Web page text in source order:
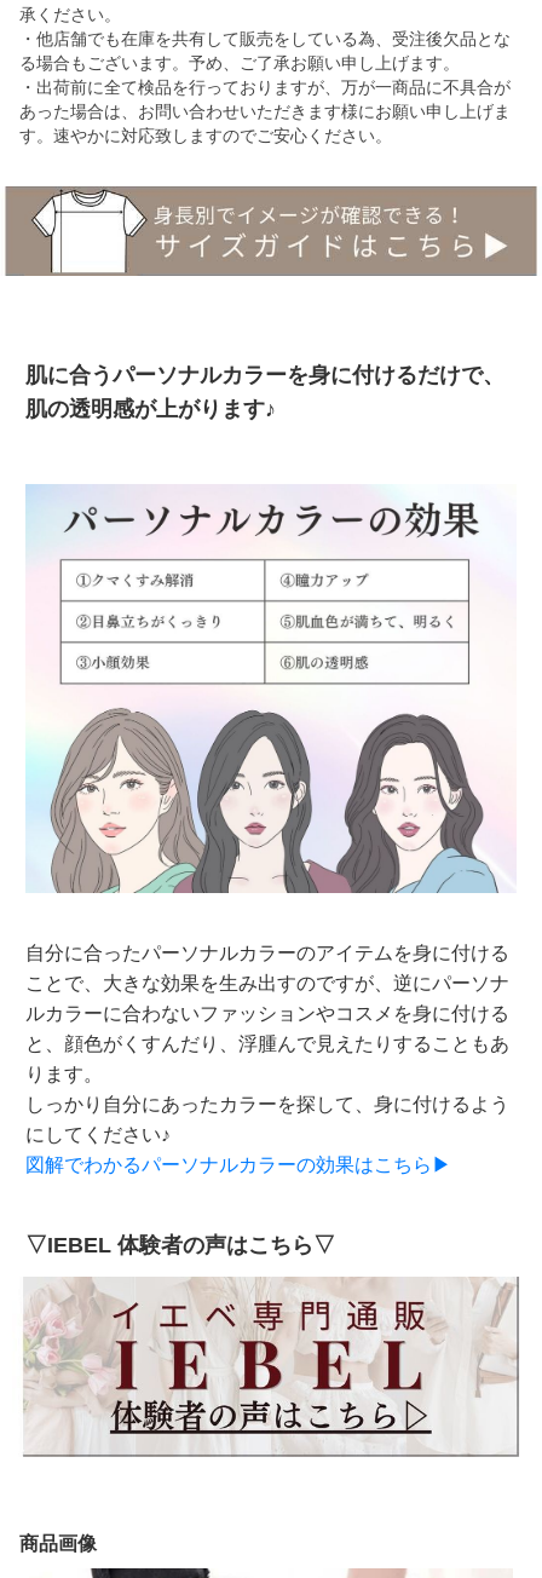
承ください。
・他店舗でも在庫を共有して販売をしている為、受注後欠品とな
る場合もございます。予め、ご了承お願い申し上げます。
・出荷前に全て検品を行っておりますが、万が一商品に不具合が
あった場合は、お問い合わせいただきます様にお願い申し上げま
す。速やかに対応致しますのでご安心ください。
肌に合うパーソナルカラーを身に付けるだけで、
肌の透明感が上がります♪
自分に合ったパーソナルカラーのアイテムを身に付ける
ことで、大きな効果を生み出すのですが、逆にパーソナ
ルカラーに合わないファッションやコスメを身に付ける
と、顔色がくすんだり、浮腫んで見えたりすることもあ
ります。
しっかり自分にあったカラーを探して、身に付けるよう
にしてください♪
図解でわかるパーソナルカラーの効果はこちら▶
▽IEBEL 体験者の声はこちら▽
商品画像